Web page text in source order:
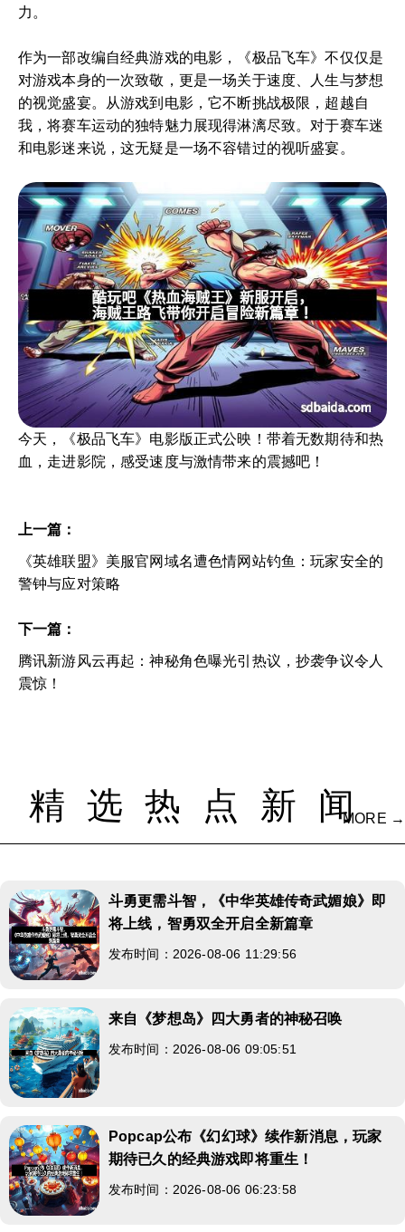
力。
作为一部改编自经典游戏的电影，《极品飞车》不仅仅是
对游戏本身的一次致敬，更是一场关于速度、人生与梦想
的视觉盛宴。从游戏到电影，它不断挑战极限，超越自
我，将赛车运动的独特魅力展现得淋漓尽致。对于赛车迷
和电影迷来说，这无疑是一场不容错过的视听盛宴。
今天，《极品飞车》电影版正式公映！带着无数期待和热
血，走进影院，感受速度与激情带来的震撼吧！
上一篇：
《英雄联盟》美服官网域名遭色情网站钓鱼：玩家安全的
警钟与应对策略
下一篇：
腾讯新游风云再起：神秘角色曝光引热议，抄袭争议令人
震惊！
精选热点新闻
MORE →
斗勇更需斗智，《中华英雄传奇武媚娘》即
将上线，智勇双全开启全新篇章
发布时间：2026-08-06 11:29:56
来自《梦想岛》四大勇者的神秘召唤
发布时间：2026-08-06 09:05:51
Popcap公布《幻幻球》续作新消息，玩家
期待已久的经典游戏即将重生！
发布时间：2026-08-06 06:23:58